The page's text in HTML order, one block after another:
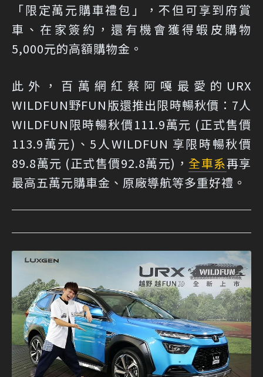
「限定萬元購車禮包」，不但可享到府賞
車、在家簽約，還有機會獲得蝦皮購物
5,000元的高額購物金。
此外，百萬網紅蔡阿嘎最愛的URX
WILDFUN野FUN版還推出限時暢秋價：7人
WILDFUN限時暢秋價111.9萬元 (正式售價
113.9萬元)、5人WILDFUN 享限時暢秋價
89.8萬元 (正式售價92.8萬元)， 全車系再享
最高五萬元購車金、原廠導航等多重好禮。